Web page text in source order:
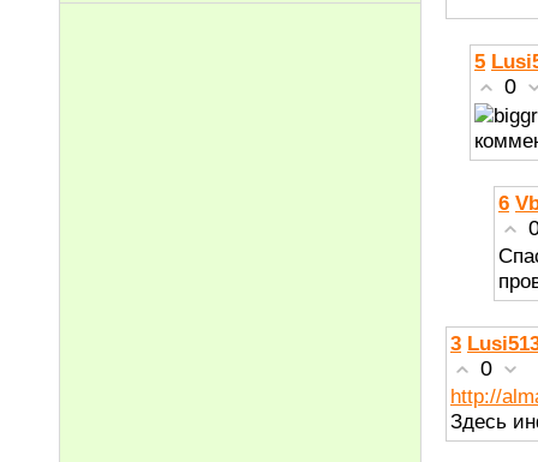
5
0
6
3
0
http://
Здесь